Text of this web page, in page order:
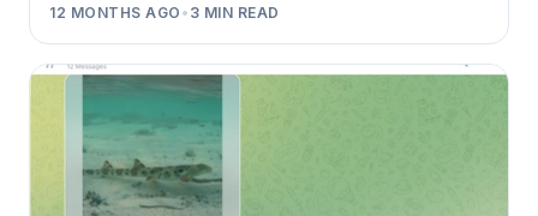
12 MONTHS AGO • 3 MIN READ